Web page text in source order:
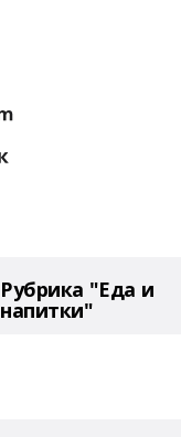
Рубрика "Еда и
напитки"